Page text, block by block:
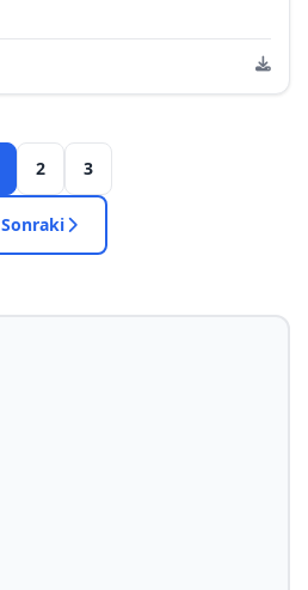
2 3
Sonraki